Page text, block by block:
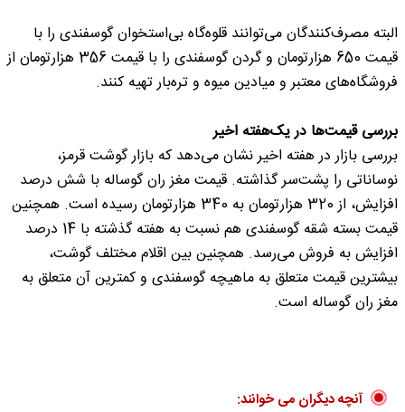
البته مصرف‌کنندگان می‌توانند قلوه‌گاه بی‌استخوان گوسفندی را با
قیمت 650 هزارتومان و گردن گوسفندی را با قیمت 356 هزارتومان از
فروشگاه‌های معتبر و میادین میوه و تره‌بار تهیه کنند.
بررسی‌ قیمت‌ها در یک‌هفته اخیر
بررسی بازار در هفته اخیر نشان می‌دهد که بازار گوشت قرمز،
نوساناتی را پشت‌سر گذاشته. قیمت مغز ران گوساله با شش درصد
افزایش، از 320 هزارتومان به 340 هزارتومان رسیده است. همچنین
قیمت بسته شقه گوسفندی هم نسبت به هفته گذشته با 14 درصد
افزایش به فروش می‌رسد. همچنین بین اقلام مختلف گوشت،
بیشترین قیمت متعلق به ماهیچه گوسفندی و کمترین آن متعلق به
مغز ران گوساله است.
آنچه دیگران می خوانند: